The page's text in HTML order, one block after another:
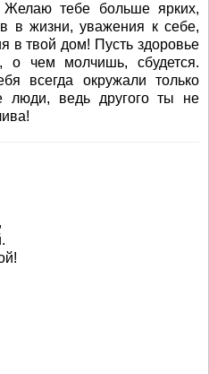
тебе больше ярких,
в жизни, уважения к себе,
в твой дом! Пусть здоровье
о чем молчишь, сбудется.
всегда окружали только
ведь другого ты не